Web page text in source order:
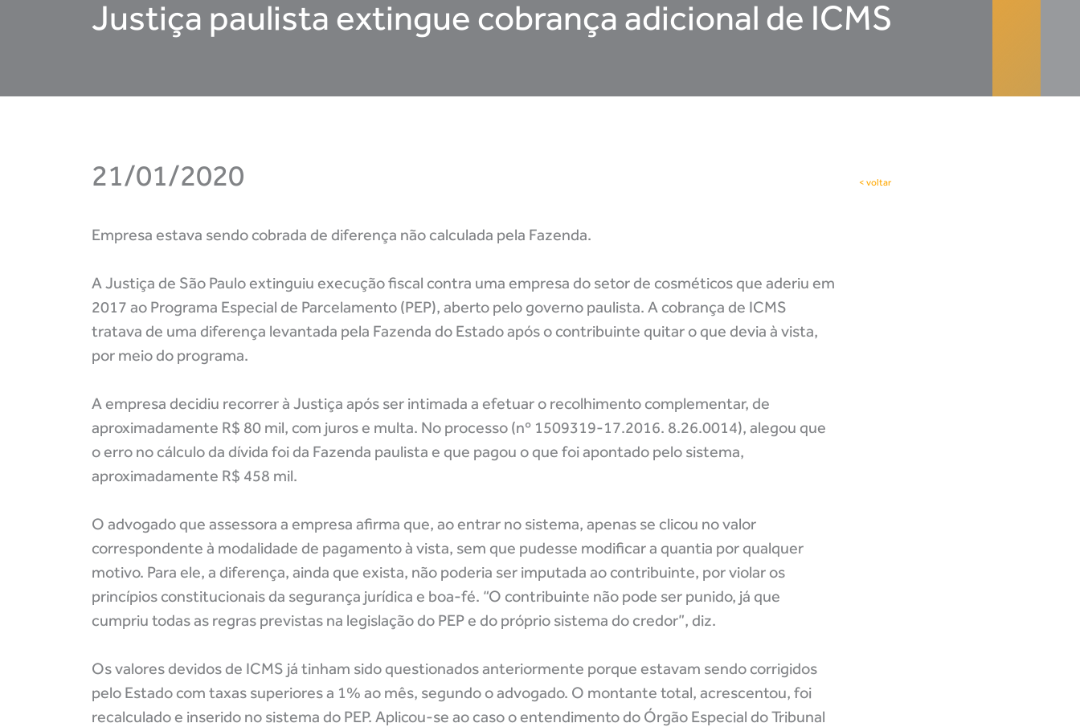
Justiça paulista extingue cobrança adicional de ICMS
21/01/2020
Empresa estava sendo cobrada de diferença não calculada pela Fazenda.
A Justiça de São Paulo extinguiu execução fiscal contra uma empresa do setor de cosméticos que aderiu em
2017 ao Programa Especial de Parcelamento (PEP), aberto pelo governo paulista. A cobrança de ICMS
tratava de uma diferença levantada pela Fazenda do Estado após o contribuinte quitar o que devia à vista,
por meio do programa.
A empresa decidiu recorrer à Justiça após ser intimada a efetuar o recolhimento complementar, de
aproximadamente R$ 80 mil, com juros e multa. No processo (nº 1509319-17.2016. 8.26.0014), alegou que
o erro no cálculo da dívida foi da Fazenda paulista e que pagou o que foi apontado pelo sistema,
aproximadamente R$ 458 mil.
O advogado que assessora a empresa afirma que, ao entrar no sistema, apenas se clicou no valor
correspondente à modalidade de pagamento à vista, sem que pudesse modificar a quantia por qualquer
motivo. Para ele, a diferença, ainda que exista, não poderia ser imputada ao contribuinte, por violar os
princípios constitucionais da segurança jurídica e boa-fé. “O contribuinte não pode ser punido, já que
cumpriu todas as regras previstas na legislação do PEP e do próprio sistema do credor”, diz.
Os valores devidos de ICMS já tinham sido questionados anteriormente porque estavam sendo corrigidos
pelo Estado com taxas superiores a 1% ao mês, segundo o advogado. O montante total, acrescentou, foi
recalculado e inserido no sistema do PEP. Aplicou-se ao caso o entendimento do Órgão Especial do Tribunal
< voltar